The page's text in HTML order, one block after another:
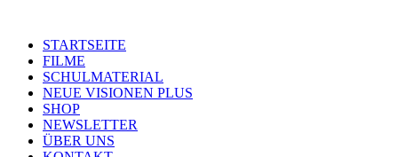
STARTSEITE
FILME
SCHULMATERIAL
NEUE VISIONEN PLUS
SHOP
NEWSLETTER
ÜBER UNS